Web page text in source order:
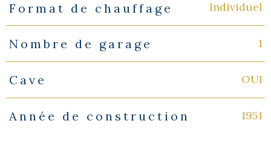
Format de chauffage Individuel
Nombre de garage 1
Cave OUI
Année de construction 1951